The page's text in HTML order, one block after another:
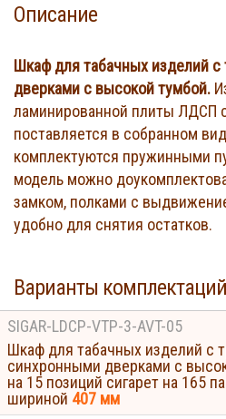
Описание
Шкаф для табачных изделий
дверками с высокой тумбой.
ламинированной плиты ЛДСП
поставляется в собранном
комплектуются пружинными
модель можно
замком, полками с
удобно для снятия остатков.
Варианты комплектаций
SIGAR-LDCP-VTP-3-AVT-05
Шкаф для табачных изделий с
синхронными дверками с
на 15 позиций сигарет на 165
шириной 407 мм